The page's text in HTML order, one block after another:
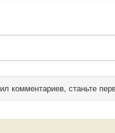
комментариев, станьте